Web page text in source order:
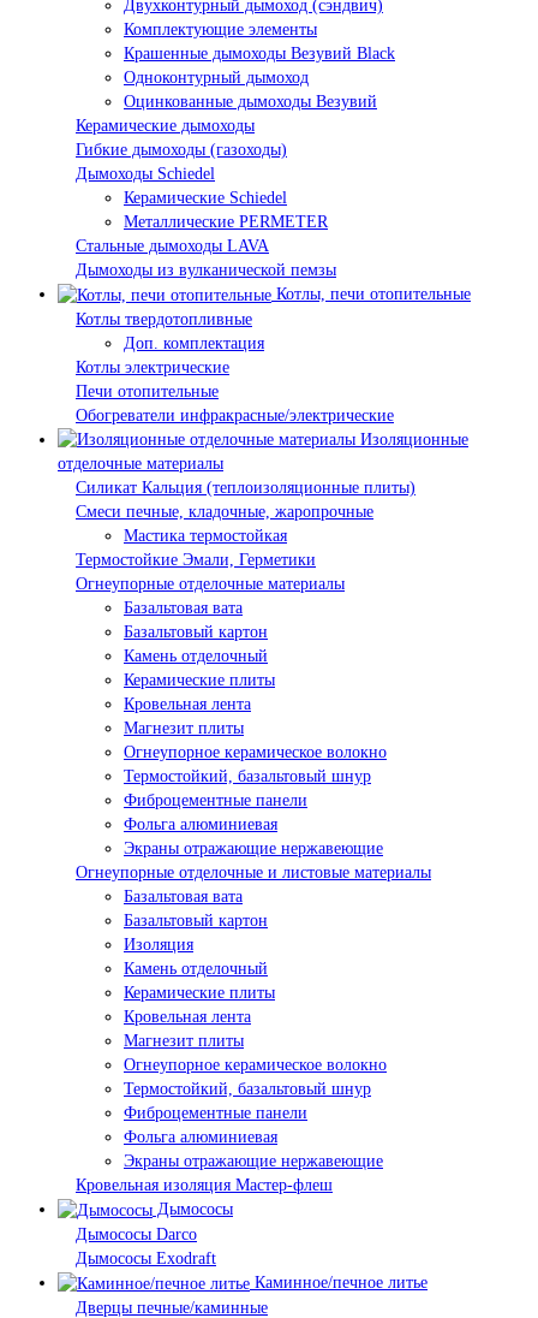
Двухконтурный дымоход (сэндвич)
Комплектующие элементы
Крашенные дымоходы Везувий Black
Одноконтурный дымоход
Оцинкованные дымоходы Везувий
Керамические дымоходы
Гибкие дымоходы (газоходы)
Дымоходы Schiedel
Керамические Schiedel
Металлические PERMETER
Стальные дымоходы LAVA
Дымоходы из вулканической пемзы
Котлы, печи отопительные
Котлы твердотопливные
Доп. комплектация
Котлы электрические
Печи отопительные
Обогреватели инфракрасные/электрические
Изоляционные
отделочные материалы
Силикат Кальция (теплоизоляционные плиты)
Смеси печные, кладочные, жаропрочные
Мастика термостойкая
Термостойкие Эмали, Герметики
Огнеупорные отделочные материалы
Базальтовая вата
Базальтовый картон
Камень отделочный
Керамические плиты
Кровельная лента
Магнезит плиты
Огнеупорное керамическое волокно
Термостойкий, базальтовый шнур
Фиброцементные панели
Фольга алюминиевая
Экраны отражающие нержавеющие
Огнеупорные отделочные и листовые материалы
Базальтовая вата
Базальтовый картон
Изоляция
Камень отделочный
Керамические плиты
Кровельная лента
Магнезит плиты
Огнеупорное керамическое волокно
Термостойкий, базальтовый шнур
Фиброцементные панели
Фольга алюминиевая
Экраны отражающие нержавеющие
Кровельная изоляция Мастер-флеш
Дымососы
Дымососы Darco
Дымососы Exodraft
Каминное/печное литье
Дверцы печные/каминные